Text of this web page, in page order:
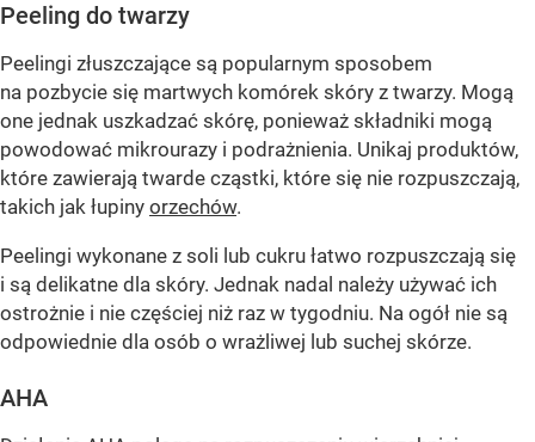
Peeling do twarzy
Peelingi złuszczające są popularnym sposobem
na pozbycie się martwych komórek skóry z twarzy. Mogą
one jednak uszkadzać skórę, ponieważ składniki mogą
powodować mikrourazy i podrażnienia. Unikaj produktów,
które zawierają twarde cząstki, które się nie rozpuszczają,
takich jak łupiny orzechów.
Peelingi wykonane z soli lub cukru łatwo rozpuszczają się
i są delikatne dla skóry. Jednak nadal należy używać ich
ostrożnie i nie częściej niż raz w tygodniu. Na ogół nie są
odpowiednie dla osób o wrażliwej lub suchej skórze.
AHA